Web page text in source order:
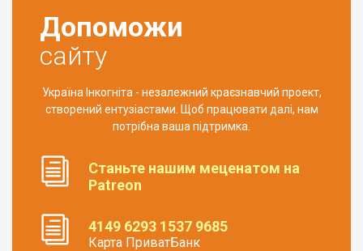
Допоможи
сайту
Україна Інкогніта - незалежний краєзнавчий проект,
створений ентузіастами. Щоб працювати далі, нам
потрібна ваша підтримка.
Станьте нашим меценатом на
Patreon
4149 6293 1537 9685
Карта ПриватБанк